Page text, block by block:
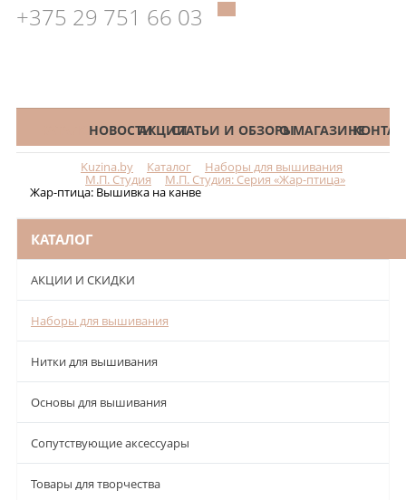
+375 29 751 66 03
КАТАЛОГНОВОСТИАКЦИИСТАТЬИ И ОБЗОРЫО МАГАЗИНЕ
Kuzina.by Каталог Наборы для вышивания
М.П. Студия М.П. Студия: Серия «Жар-птица»
Жар-птица: Вышивка на канве
КАТАЛОГ
АКЦИИ И СКИДКИ
Наборы для вышивания
Нитки для вышивания
Основы для вышивания
Сопутствующие аксессуары
Товары для творчества